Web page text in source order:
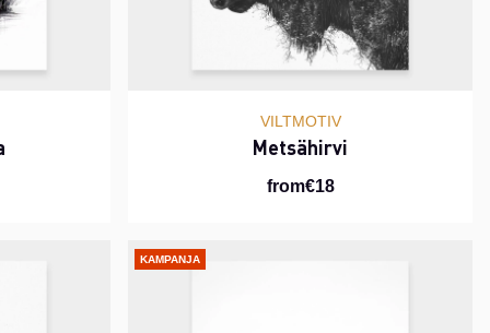
VILTMOTIV
Metsähirvi
from€18
KAMPANJA